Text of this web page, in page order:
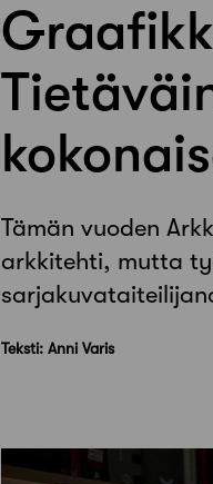
Tämän vuoden
arkkitehti, mutta
Teksti: Anni Varis